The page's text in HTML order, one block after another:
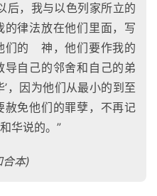
后，我与以色列家所立的
律法放在他们里面，写
们的 神，他们要作我的
自己的邻舍和自己的弟
’，因为他们从最小的到至
赦免他们的罪孽，不再记
华说的。”
本)